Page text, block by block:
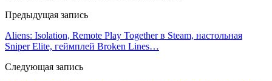
Предыдущая запись
Aliens: Isolation, Remote Play Together в Steam, настольная
Sniper Elite, геймплей Broken Lines…
Следующая запись